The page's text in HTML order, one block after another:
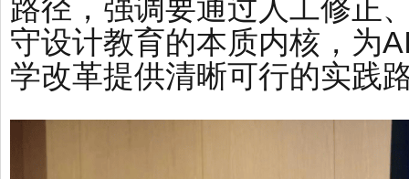
路径，强调要通过人工修正
守设计教育的本质内核，为
学改革提供清晰可行的实践